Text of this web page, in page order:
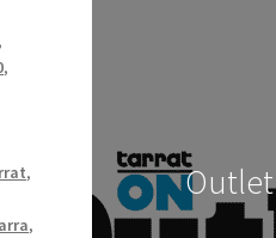
,
,
,
,
Outlet